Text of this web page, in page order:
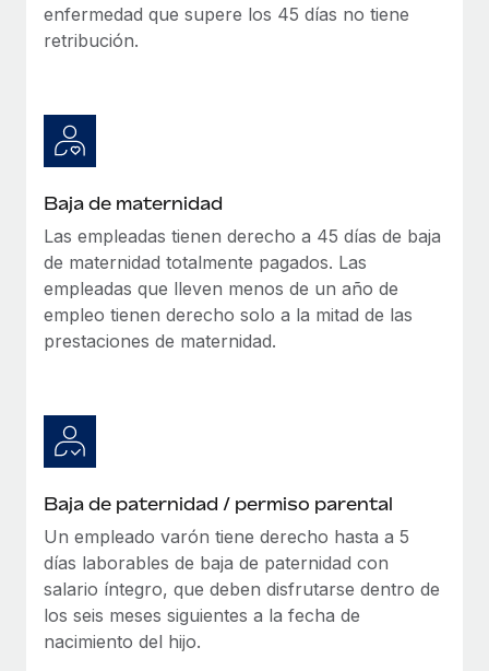
enfermedad que supere los 45 días no tiene
retribución.
Baja de maternidad
Las empleadas tienen derecho a 45 días de baja
de maternidad totalmente pagados. Las
empleadas que lleven menos de un año de
empleo tienen derecho solo a la mitad de las
prestaciones de maternidad.
Baja de paternidad / permiso parental
Un empleado varón tiene derecho hasta a 5
días laborables de baja de paternidad con
salario íntegro, que deben disfrutarse dentro de
los seis meses siguientes a la fecha de
nacimiento del hijo.